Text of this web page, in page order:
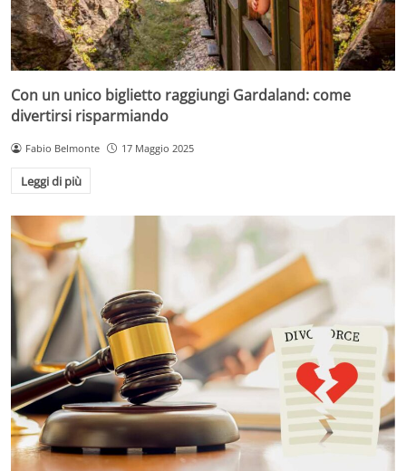
Con un unico biglietto raggiungi Gardaland: come
divertirsi risparmiando
Fabio Belmonte 17 Maggio 2025
Leggi di più